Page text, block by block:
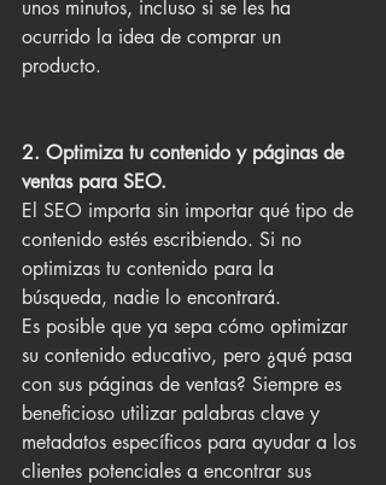
unos minutos, incluso si se les ha
ocurrido la idea de comprar un
producto.
2. Optimiza tu contenido y páginas de
ventas para SEO.
El SEO importa sin importar qué tipo de
contenido estés escribiendo. Si no
optimizas tu contenido para la
búsqueda, nadie lo encontrará.
Es posible que ya sepa cómo optimizar
su contenido educativo, pero ¿qué pasa
con sus páginas de ventas? Siempre es
beneficioso utilizar palabras clave y
metadatos específicos para ayudar a los
clientes potenciales a encontrar sus